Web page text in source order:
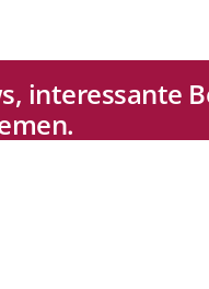
interessante